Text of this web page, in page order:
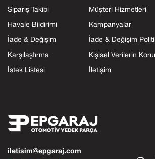
Sipariş Takibi
Havale Bildirimi
İade & Değişim
Karşılaştırma
İstek Listesi
Müşteri Hizmetleri
Kampanyalar
İade & Değişim
Kişisel Verilerin
İletişim
iletisim@epgaraj.com